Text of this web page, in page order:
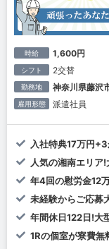
時給 1,600円
シフト 2交替
勤務地 神奈川県藤沢
雇用形態 派遣社員
入社特典17万円
人気の湘南エリ
年4回の慰労金12
未経験からご応募
年間休日122日!大
1Rの個室が寮費無